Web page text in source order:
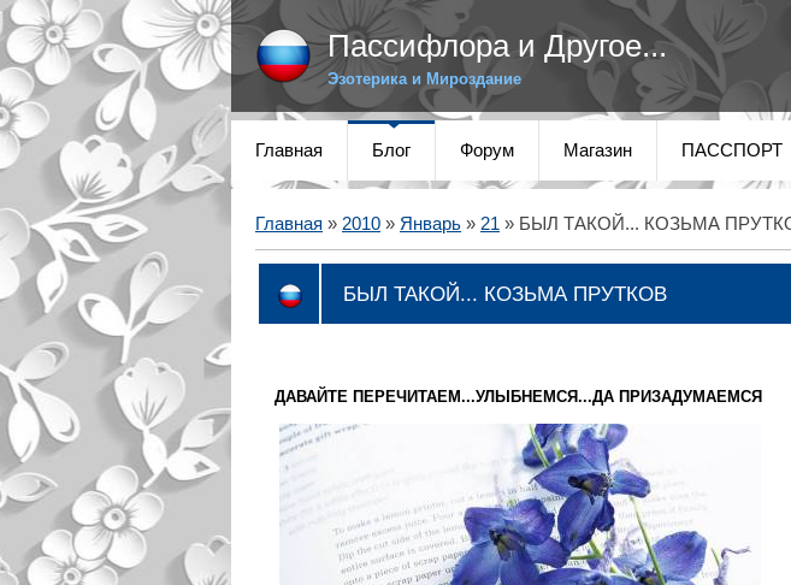
Пассифлора и Другое...
Эзотерика и Мироздание
Главная Блог Форум Магазин ПАССПОРТ
Главная » 2010 » Январь » 21 » БЫЛ ТАКОЙ... КОЗЬМА
БЫЛ ТАКОЙ... КОЗЬМА ПРУТКОВ
ДАВАЙТЕ ПЕРЕЧИТАЕМ...УЛЫБНЕМСЯ...ДА ПРИЗАДУМАЕМСЯ